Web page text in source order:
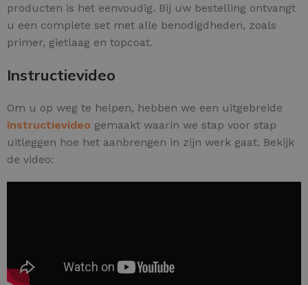
producten is het eenvoudig. Bij uw bestelling ontvangt
u een complete set met alle benodigdheden, zoals
primer, gietlaag en topcoat.
Instructievideo
Om u op weg te helpen, hebben we een uitgebreide
instructievideo gemaakt waarin we stap voor stap
uitleggen hoe het aanbrengen in zijn werk gaat. Bekijk
de video: